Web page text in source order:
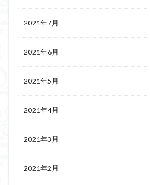
2021年7月
2021年6月
2021年5月
2021年4月
2021年3月
2021年2月